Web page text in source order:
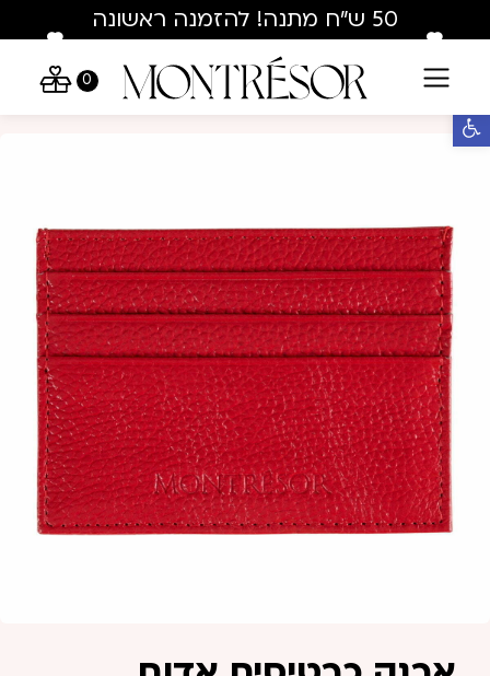
פתח סרגל נגישות
Skip to Content
Contact Us 50 ש"ח מתנה! להזמנה ראשונה
בלבד : hey50
0